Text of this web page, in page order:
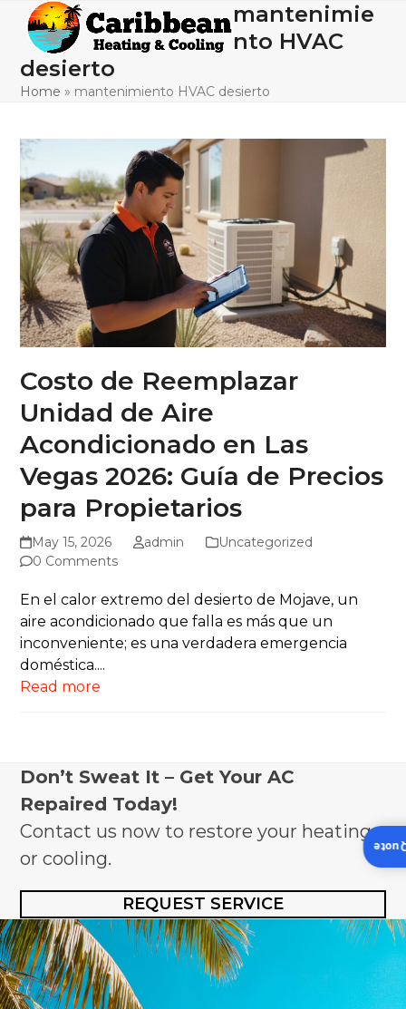
content
Open
mobile
menu
Close
mobile
menu
mantenimie
nto HVAC
desierto
Home » mantenimiento HVAC desierto
Costo de Reemplazar
Unidad de Aire
Acondicionado en Las
Vegas 2026: Guía de Precios
para Propietarios
May 15, 2026 admin
Uncategorized
0 Comments
En el calor extremo del desierto de Mojave, un
aire acondicionado que falla es más que un
inconveniente; es una verdadera emergencia
doméstica....
Read more
Don’t Sweat It – Get Your AC
Repaired Today!
Contact us now to restore your heating
or cooling.
REQUEST SERVICE